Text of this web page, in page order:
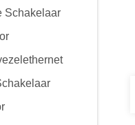
Schakelaar